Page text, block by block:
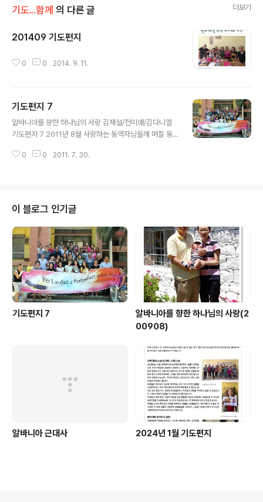
기도...함께 의 다른 글 더보기
201409 기도편지
0 0 2014. 9. 11.
기도편지 7
알바니아를 향한 하나님의 사랑 김재설/전미애/김다니엘
기도편지 7 2011년 8월 사랑하는 동역자님들께 며칠 동
지 않았습니다. 주택가에 살고 있지만, 가로등불이 들어오
니아에서는 집집마다 필요한 곳에만 불을 하나 정도 켭니
다. 어두운 거리를 바라보면서 세상의 빛 되신 예수님을생
각해 봤습니다. 세상의 빛으로 오신 예수님께서 이 땅에 오
시지 않으셨다면, 우리는 얼마나 어둠 가운데 살고 있었을
까요? 하나님의 은혜와 사랑이없으면 하루도 살 수 없는 존
재이고, 죄악에 거하면서도 죄가 죄인지..
0 0 2011. 7. 30.
이 블로그 인기글
기도편지 7
알바니아를 향한 하나님의 사랑(2
00908)
알바니아 근대사 2024년 1월 기도편지